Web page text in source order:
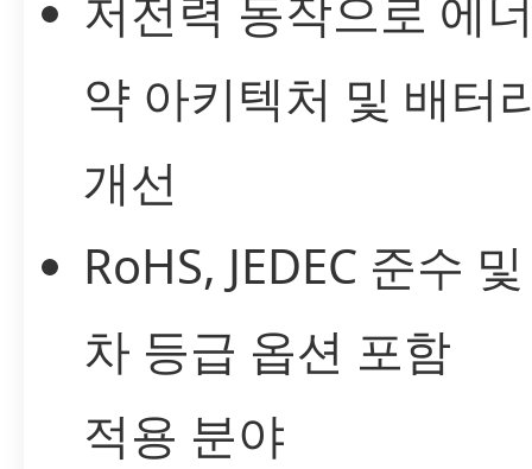
약 아키텍처 및 배터
개선
RoHS, JEDEC 준수
차 등급 옵션 포함
적용 분야